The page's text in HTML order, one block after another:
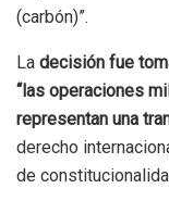
(carbón)”.
La decisión fue
“las operaciones
representan una
derecho
de